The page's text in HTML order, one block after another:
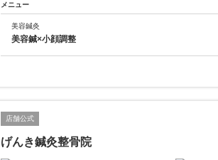
メニュー
美容鍼灸
美容鍼×小顔調整
店舗公式
げんき鍼灸整骨院